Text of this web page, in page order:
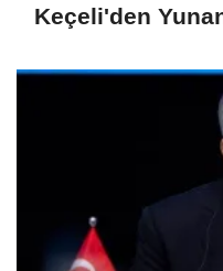
Keçeli'den
açıklama: